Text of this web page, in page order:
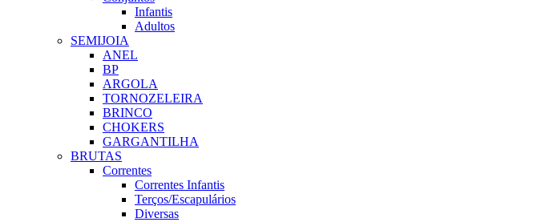
Infantis
Adultos
SEMIJOIA
ANEL
BP
ARGOLA
TORNOZELEIRA
BRINCO
CHOKERS
GARGANTILHA
BRUTAS
Correntes
Correntes Infantis
Terços/Escapulários
Diversas